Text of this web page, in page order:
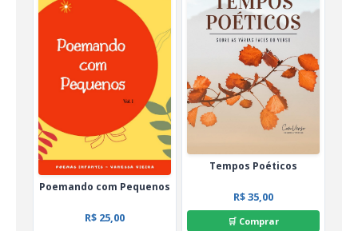
Poemando com Pequenos
R$ 25,00
Tempos Poéticos
R$ 35,00
🛒 Comprar